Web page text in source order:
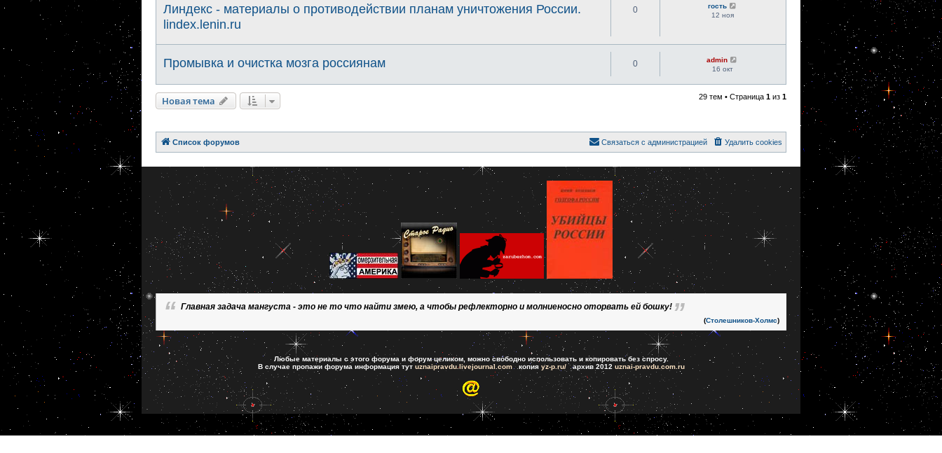
Линдекс - материалы о противодействии планам уничтожения России.
lindex.lenin.ru
0
гость
12 ноя
Промывка и очистка мозга россиянам 0
admin
16 окт
Новая тема 29 тем • Страница 1 из 1
Список форумов Удалить cookies
Связаться с администрацией
Главная задача мангуста - это не то что найти змею, а чтобы рефлекторно и молниеносно оторвать ей бошку!
(Столешников-Холмс)
Любые материалы с этого форума и форум целиком, можно свободно использовать и копировать без спросу.
В случае пропажи форума информация тут uznaipravdu.livejournal.comкопия yz-p.ru/архив 2012 uznai-pravdu.com.ru